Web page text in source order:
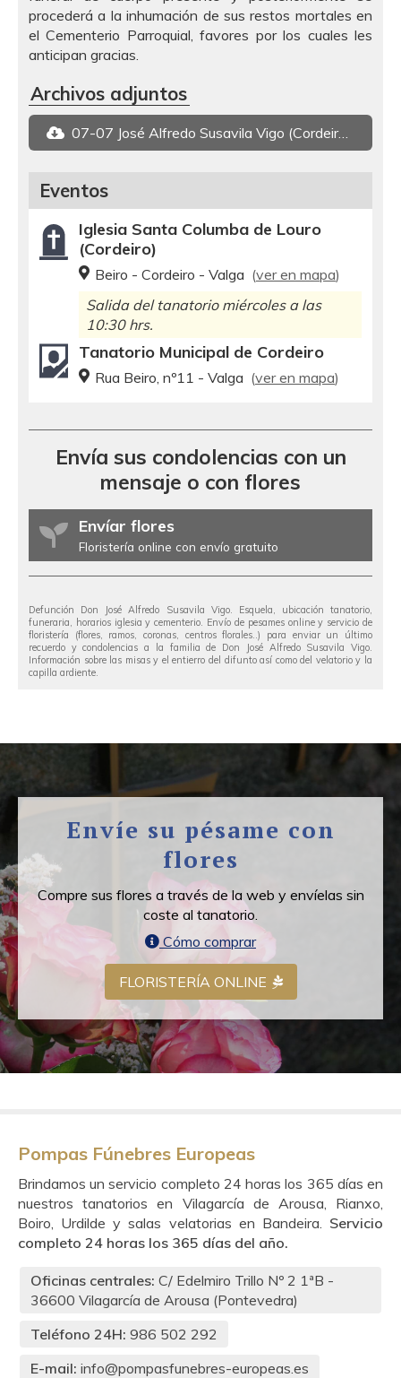
procederá a la inhumación de sus restos mortales en
el Cementerio Parroquial, favores por los cuales les
anticipan gracias.
Archivos adjuntos
07-07 José Alfredo Susavila Vigo (Cordeiro).pdf
Eventos
Iglesia Santa Columba de Louro
(Cordeiro)
Beiro - Cordeiro - Valga (ver en mapa)
Salida del tanatorio miércoles a las
10:30 hrs.
Tanatorio Municipal de Cordeiro
Rua Beiro, nº11 - Valga (ver en mapa)
Envía sus condolencias con un
mensaje o con flores
Envíar flores
Floristería online con envío gratuito
Defunción Don José Alfredo Susavila Vigo. Esquela, ubicación tanatorio,
funeraria, horarios iglesia y cementerio. Envío de pesames online y servicio de
floristería (flores, ramos, coronas, centros florales..) para enviar un último
recuerdo y condolencias a la familia de Don José Alfredo Susavila Vigo.
Información sobre las misas y el entierro del difunto así como del velatorio y la
capilla ardiente.
Envíe su pésame con
flores
Compre sus flores a través de la web y envíelas sin
coste al tanatorio.
Cómo comprar
FLORISTERÍA ONLINE
Pompas Fúnebres Europeas
Brindamos un servicio completo 24 horas los 365 días en
nuestros tanatorios en Vilagarcía de Arousa, Rianxo,
Boiro, Urdilde y salas velatorias en Bandeira. Servicio
completo 24 horas los 365 días del año.
Oficinas centrales: C/ Edelmiro Trillo Nº 2 1ªB -
36600 Vilagarcía de Arousa (Pontevedra)
Teléfono 24H: 986 502 292
E-mail: info@pompasfunebres-europeas.es